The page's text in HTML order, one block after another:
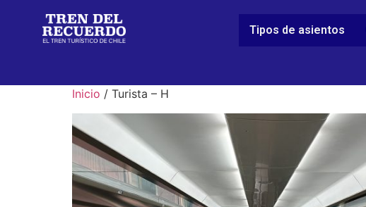
Tipos de asientos
Inicio / Turista – H